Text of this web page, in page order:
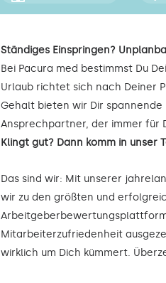
Ständiges Einspringen?
Bei Pacura med bestimmst Du
Urlaub richtet sich nach Deiner
Gehalt bieten wir Dir
Ansprechpartner, der immer für
Klingt gut? Dann komm in unser
Das sind wir: Mit unserer
wir zu den größten und
Mitarbeiterzufriedenheit
wirklich um Dich kümmert.